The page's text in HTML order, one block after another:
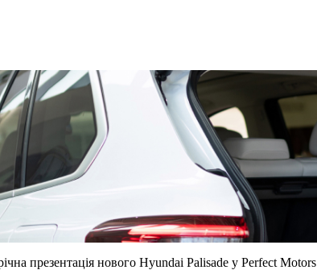
презентація нового Hyundai Palisade у Perfect Motors